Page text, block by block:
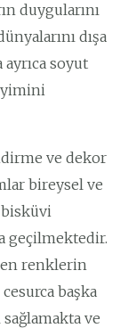
duygularını
dışa
soyut
ve dekor
bireysel ve
bisküvi
geçilmektedir.
renklerin
başka
ve